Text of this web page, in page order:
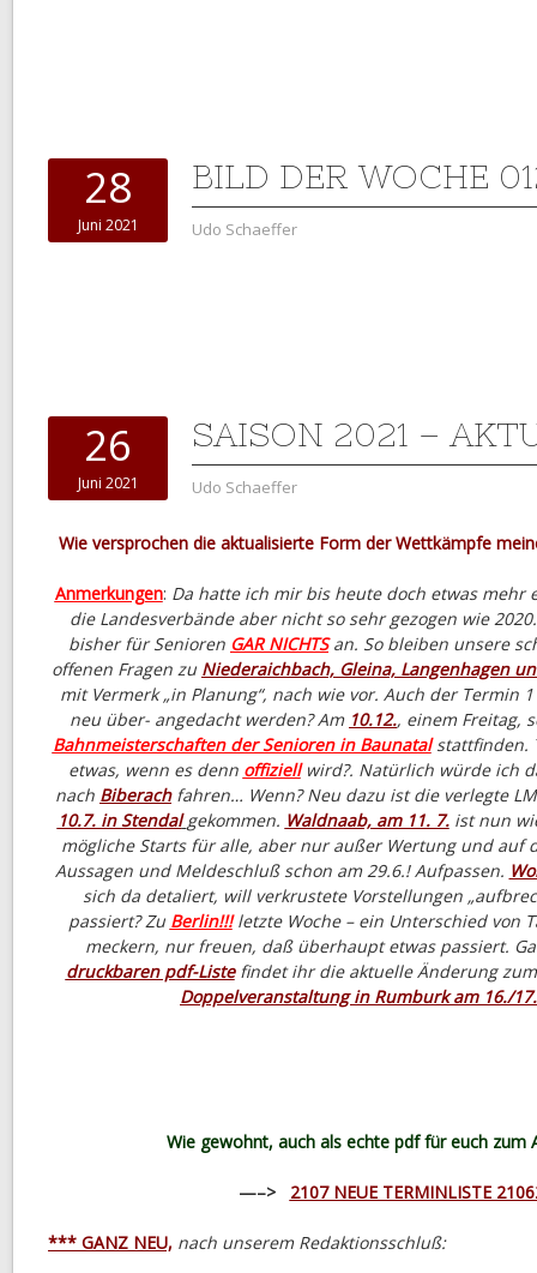
28
Juni 2021
BILD DER WOCHE
Udo Schaeffer
26
Juni 2021
SAISON 2021 –
Udo Schaeffer
Wie versprochen die aktualisierte Form der Wettkämpfe
Anmerkungen: Da hatte ich mir bis heute doch etwas mehr
die Landesverbände aber nicht so sehr gezogen wie
bisher für Senioren GAR NICHTSan. So bleiben unsere
offenen Fragen zu Niederaichbach, Gleina, Langenhagen
mit Vermerk „in Planung“, nach wie vor. Auch der Termin
neu über- angedacht werden? Am 10.12., einem Freitag,
Bahnmeisterschaften der Senioren in Baunatalstattfinden.
etwas, wenn es denn offiziellwird?. Natürlich würde ich
nach Biberachfahren… Wenn? Neu dazu ist die verlegte
10.7. in Stendal gekommen. Waldnaab, am 11. 7.ist nun
mögliche Starts für alle, aber nur außer Wertung und auf
Aussagen und Meldeschluß schon am 29.6.! Aufpassen.
sich da detaliert, will verkrustete Vorstellungen
passiert? Zu Berlin!!!letzte Woche – ein Unterschied von
meckern, nur freuen, daß überhaupt etwas passiert.
druckbaren pdf-Listefindet ihr die aktuelle Änderung
Doppelveranstaltung in Rumburk am 16./
Wie gewohnt, auch als echte pdf für euch zum
—–> 2107 NEUE TERMINLISTE
*** GANZ NEU, nach unserem Redaktionsschluß: